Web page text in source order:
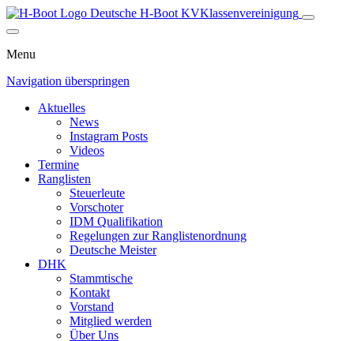
Deutsche H-Boot KVKlassenvereinigung
Menu
Navigation überspringen
Aktuelles
News
Instagram Posts
Videos
Termine
Ranglisten
Steuerleute
Vorschoter
IDM Qualifikation
Regelungen zur Ranglistenordnung
Deutsche Meister
DHK
Stammtische
Kontakt
Vorstand
Mitglied werden
Über Uns